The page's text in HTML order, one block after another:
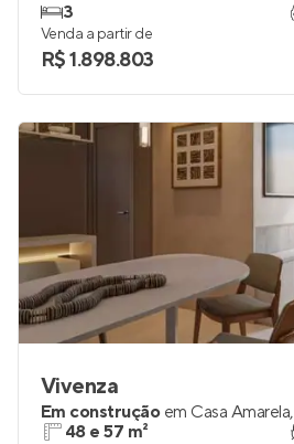
3
Venda a partir de
R$ 1.898.803
Vivenza
Em construção em Casa Amarela,
48 e 57 m²